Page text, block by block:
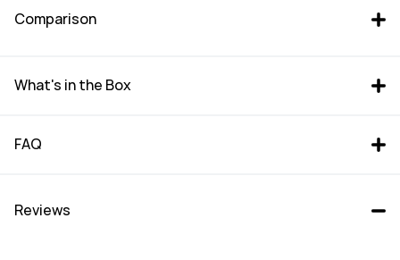
Comparison
MatePad Pro 12.2
What's in the Box
FAQ
Reviews